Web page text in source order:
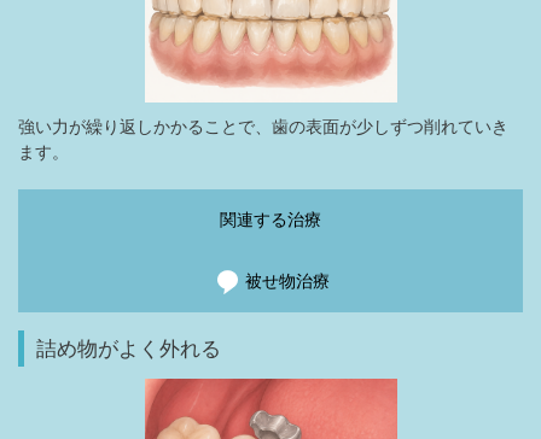
強い力が繰り返しかかることで、歯の表面が少しずつ削れていき
ます。
関連する治療
被せ物治療
詰め物がよく外れる